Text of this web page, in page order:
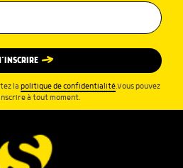
la politique de confidentialité.Vous pouvez
à tout moment.